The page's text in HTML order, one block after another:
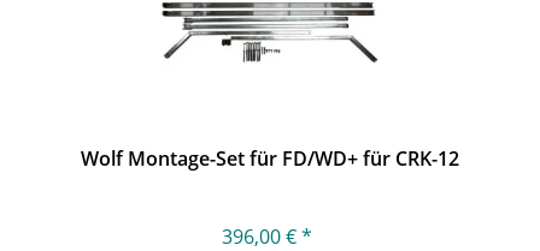
Wolf Montage-Set für FD/WD+ für CRK-12
396,00 € *